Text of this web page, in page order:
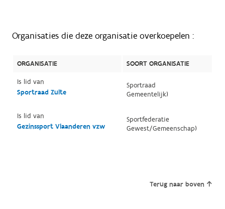
Organisaties die deze organisatie overkoepelen :
ORGANISATIE
SOORT ORGANISATIE
Is lid van
Sportraad Zulte
Sportraad
Gemeentelijk)
Is lid van
Gezinssport Vlaanderen vzw
Sportfederatie
Gewest/Gemeenschap)
Terug naar boven